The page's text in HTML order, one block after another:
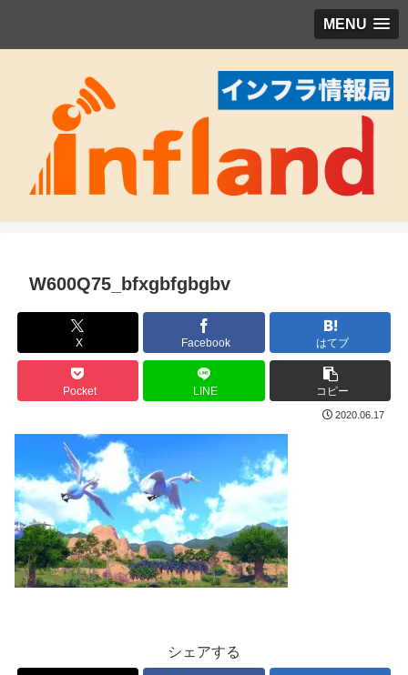
MENU
W600Q75_bfxgbfgbgbv
X Facebook はてブ
Pocket LINE コピー
2020.06.17
シェアする